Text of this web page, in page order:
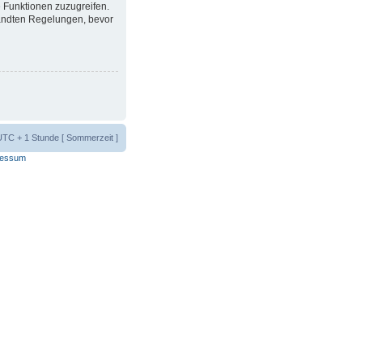
zuzugreifen.
Regelungen, bevor
+ 1 Stunde [ Sommerzeit ]